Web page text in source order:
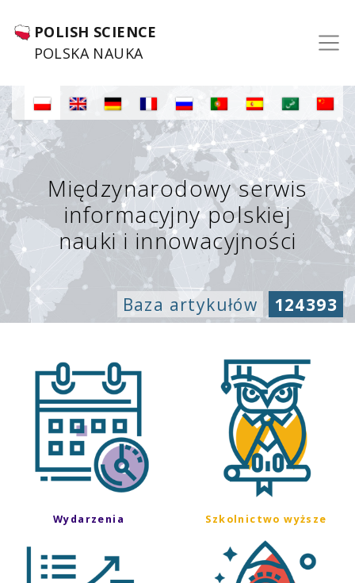
POLISH SCIENCE
POLSKA NAUKA
Międzynarodowy serwis
informacyjny polskiej
nauki i innowacyjności
Baza artykułów 124393
Wydarzenia Szkolnictwo wyższe